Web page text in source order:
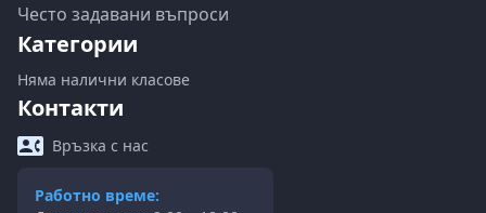
Често задавани въпроси
Категории
Няма налични класове
Контакти
Връзка с нас
Работно време: